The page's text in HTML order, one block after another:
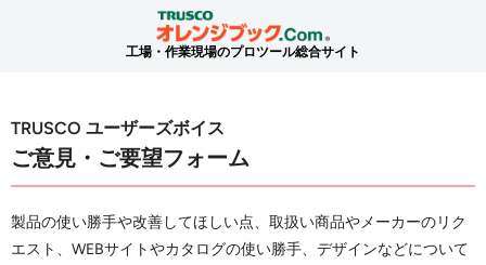
工場・作業現場のプロツール総合サイト
TRUSCO ユーザーズボイス
ご意見・ご要望フォーム
製品の使い勝手や改善してほしい点、取扱い商品やメーカーのリク
エスト、WEBサイトやカタログの使い勝手、デザインなどについて